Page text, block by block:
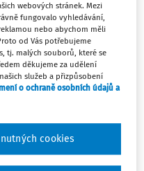
je všeobecnou
všechen prodej zboží
stát s pokladničkou
povinnou spoluprací
roli výběrčích
je matoucí, protože
daně, ale „pouze“ ji
finančnímu
a odpovědnost jim zčásti
webových stránek. Mezi
fungovalo vyhledávání,
nebo abychom měli
od Vás potřebujeme
tj. malých souborů, které se
děkujeme za udělení
služeb a přizpůsobení
o ochraně osobních údajů a
cookies